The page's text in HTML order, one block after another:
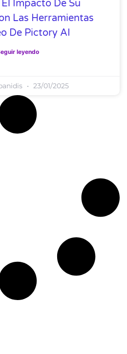
Impacto De Su
Las Herramientas
De Pictory AI
leyendo
23/01/2025